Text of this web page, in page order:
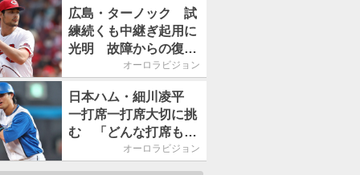
催
広島・ターノック 試
練続くも中継ぎ起用に
光明 故障からの復帰
期す／助っ人前半戦通
オーロラビジョン
日本ハム・細川凌平
一打席一打席大切に挑
む 「どんな打席も何
か意味のある打席にし
オーロラビジョン